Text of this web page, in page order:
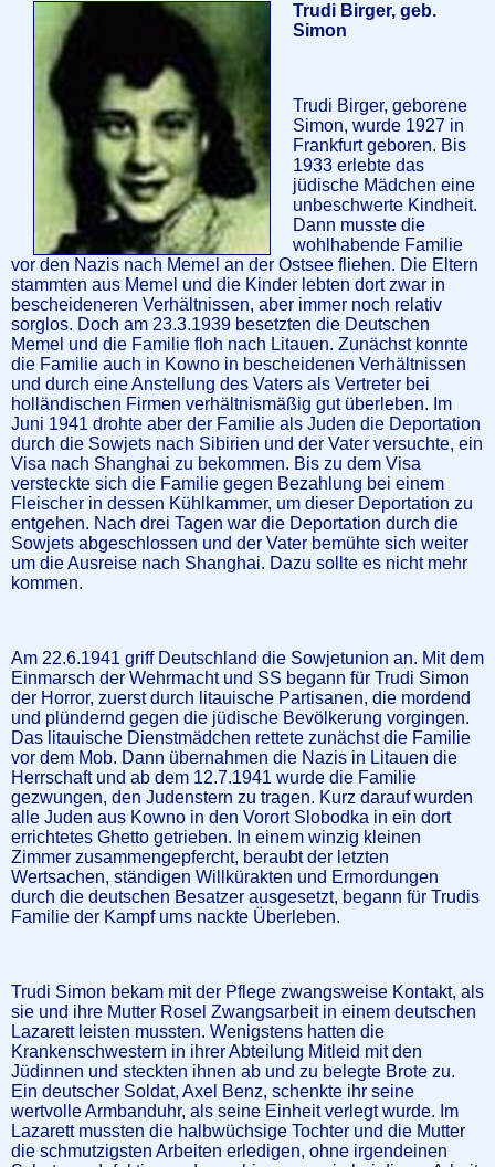
Trudi Birger, geb.
Simon
Trudi Birger, geborene
Simon, wurde 1927 in
Frankfurt geboren. Bis
1933 erlebte das
jüdische Mädchen eine
unbeschwerte Kindheit.
Dann musste die
wohlhabende Familie
vor den Nazis nach Memel an der Ostsee fliehen. Die Eltern
stammten aus Memel und die Kinder lebten dort zwar in
bescheideneren Verhältnissen, aber immer noch relativ
sorglos. Doch am 23.3.1939 besetzten die Deutschen
Memel und die Familie floh nach Litauen. Zunächst konnte
die Familie auch in Kowno in bescheidenen Verhältnissen
und durch eine Anstellung des Vaters als Vertreter bei
holländischen Firmen verhältnismäßig gut überleben. Im
Juni 1941 drohte aber der Familie als Juden die Deportation
durch die Sowjets nach Sibirien und der Vater versuchte, ein
Visa nach Shanghai zu bekommen. Bis zu dem Visa
versteckte sich die Familie gegen Bezahlung bei einem
Fleischer in dessen Kühlkammer, um dieser Deportation zu
entgehen. Nach drei Tagen war die Deportation durch die
Sowjets abgeschlossen und der Vater bemühte sich weiter
um die Ausreise nach Shanghai. Dazu sollte es nicht mehr
kommen.
Am 22.6.1941 griff Deutschland die Sowjetunion an. Mit dem
Einmarsch der Wehrmacht und SS begann für Trudi Simon
der Horror, zuerst durch litauische Partisanen, die mordend
und plündernd gegen die jüdische Bevölkerung vorgingen.
Das litauische Dienstmädchen rettete zunächst die Familie
vor dem Mob. Dann übernahmen die Nazis in Litauen die
Herrschaft und ab dem 12.7.1941 wurde die Familie
gezwungen, den Judenstern zu tragen. Kurz darauf wurden
alle Juden aus Kowno in den Vorort Slobodka in ein dort
errichtetes Ghetto getrieben. In einem winzig kleinen
Zimmer zusammengepfercht, beraubt der letzten
Wertsachen, ständigen Willkürakten und Ermordungen
durch die deutschen Besatzer ausgesetzt, begann für Trudis
Familie der Kampf ums nackte Überleben.
Trudi Simon bekam mit der Pflege zwangsweise Kontakt, als
sie und ihre Mutter Rosel Zwangsarbeit in einem deutschen
Lazarett leisten mussten. Wenigstens hatten die
Krankenschwestern in ihrer Abteilung Mitleid mit den
Jüdinnen und steckten ihnen ab und zu belegte Brote zu.
Ein deutscher Soldat, Axel Benz, schenkte ihr seine
wertvolle Armbanduhr, als seine Einheit verlegt wurde. Im
Lazarett mussten die halbwüchsige Tochter und die Mutter
die schmutzigsten Arbeiten erledigen, ohne irgendeinen